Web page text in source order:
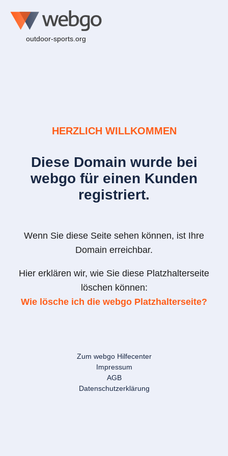
outdoor-sports.org
HERZLICH WILLKOMMEN
Diese Domain wurde bei
webgo für einen Kunden
registriert.
Wenn Sie diese Seite sehen können, ist Ihre
Domain erreichbar.
Hier erklären wir, wie Sie diese Platzhalterseite
löschen können:
Wie lösche ich die webgo Platzhalterseite?
Zum webgo Hilfecenter
Impressum
AGB
Datenschutzerklärung